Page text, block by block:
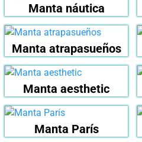
Manta náutica
Manta atrapasueños
Manta aesthetic
Manta París